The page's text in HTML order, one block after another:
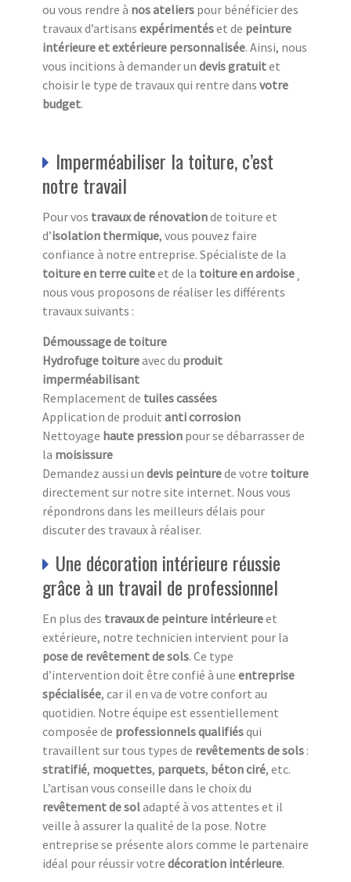
ou vous rendre à nos ateliers pour bénéficier des
travaux d’artisans expérimentéset de peinture
intérieure et extérieure personnalisée. Ainsi, nous
vous incitions à demander un devis gratuitet
choisir le type de travaux qui rentre dans votre
budget.
Imperméabiliser la toiture, c’est
notre travail
Pour vos travaux de rénovationde toiture et
d’isolation thermique, vous pouvez faire
confiance à notre entreprise. Spécialiste de la
toiture en terre cuiteet de la toiture en ardoise
nous vous proposons de réaliser les différents
travaux suivants :
Démoussage de toiture
Hydrofuge toitureavec du produit
imperméabilisant
Remplacement de tuiles cassées
Application de produit anti corrosion
Nettoyage haute pression pour se débarrasser de
la moisissure
Demandez aussi un devis peinturede votre toiture
directement sur notre site internet. Nous vous
répondrons dans les meilleurs délais pour
discuter des travaux à réaliser.
Une décoration intérieure réussie
grâce à un travail de professionnel
En plus des travaux de peinture intérieureet
extérieure, notre technicien intervient pour la
pose de revêtement de sols. Ce type
d’intervention doit être confié à une entreprise
spécialisée, car il en va de votre confort au
quotidien. Notre équipe est essentiellement
composée de professionnels qualifiésqui
travaillent sur tous types de revêtements de sols :
stratifié, moquettes, parquets, béton ciré, etc.
L’artisan vous conseille dans le choix du
revêtement de soladapté à vos attentes et il
veille à assurer la qualité de la pose. Notre
entreprise se présente alors comme le partenaire
idéal pour réussir votre décoration intérieure.